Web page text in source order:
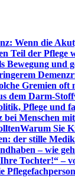
Wenn die
Teil der Pflege
Bewegung und
Gremien oft
dem Darm-
Pflege und
bei Menschen
Warum Sie
der stille
– wie
Tochter!“ –